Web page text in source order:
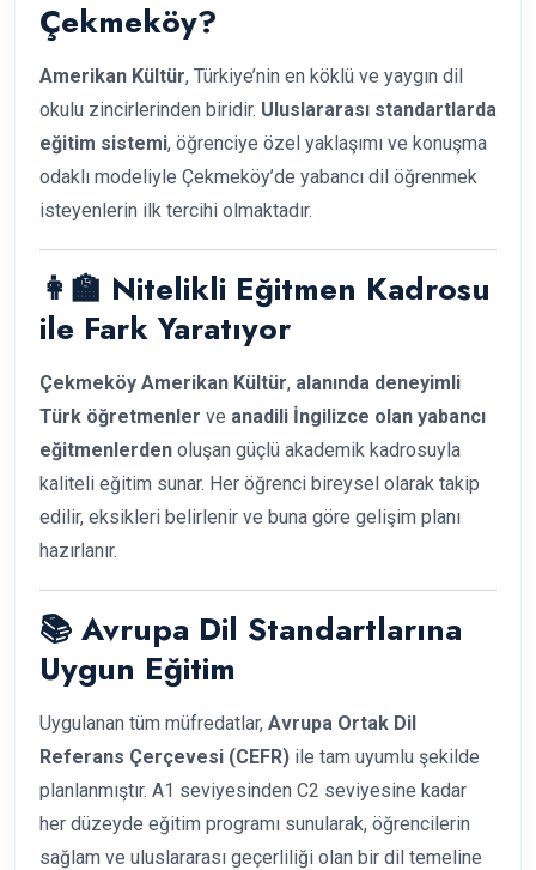
Çekmeköy?
Amerikan Kültür, Türkiye’nin en köklü ve yaygın dil
okulu zincirlerinden biridir. Uluslararası standartlarda
eğitim sistemi, öğrenciye özel yaklaşımı ve konuşma
odaklı modeliyle Çekmeköy’de yabancı dil öğrenmek
isteyenlerin ilk tercihi olmaktadır.
👩‍🏫 Nitelikli Eğitmen Kadrosu
ile Fark Yaratıyor
Çekmeköy Amerikan Kültür, alanında deneyimli
Türk öğretmenler ve anadili İngilizce olan yabancı
eğitmenlerden oluşan güçlü akademik kadrosuyla
kaliteli eğitim sunar. Her öğrenci bireysel olarak takip
edilir, eksikleri belirlenir ve buna göre gelişim planı
hazırlanır.
📚 Avrupa Dil Standartlarına
Uygun Eğitim
Uygulanan tüm müfredatlar, Avrupa Ortak Dil
Referans Çerçevesi (CEFR) ile tam uyumlu şekilde
planlanmıştır. A1 seviyesinden C2 seviyesine kadar
her düzeyde eğitim programı sunularak, öğrencilerin
sağlam ve uluslararası geçerliliği olan bir dil temeline